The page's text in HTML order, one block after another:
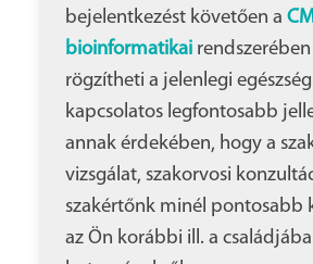
bejelentkezést követően a
bioinformatikai
rögzítheti a jelenlegi
kapcsolatos legfontosabb
annak érdekében, hogy a
vizsgálat, szakorvosi
szakértőnk minél pontosabb
az Ön korábbi ill. a